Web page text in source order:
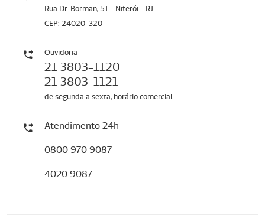
Rua Dr. Borman, 51 - Niterói - RJ
CEP: 24020-320
Ouvidoria
21 3803-1120
21 3803-1121
de segunda a sexta, horário comercial
Atendimento 24h
0800 970 9087
4020 9087